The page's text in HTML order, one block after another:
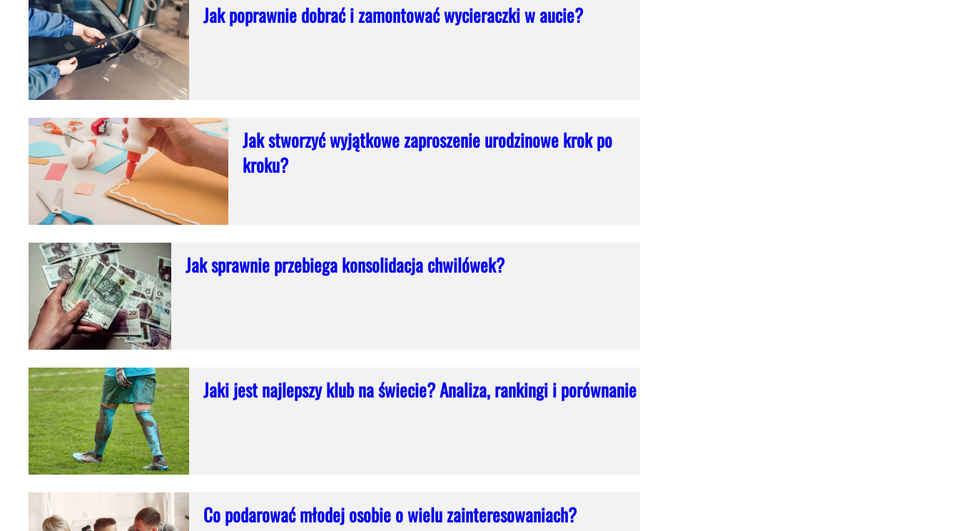
Jak poprawnie dobrać i zamontować wycieraczki w aucie?
Jak stworzyć wyjątkowe zaproszenie urodzinowe krok po
kroku?
Jak sprawnie przebiega konsolidacja chwilówek?
Jaki jest najlepszy klub na świecie? Analiza, rankingi i porównanie
Co podarować młodej osobie o wielu zainteresowaniach?